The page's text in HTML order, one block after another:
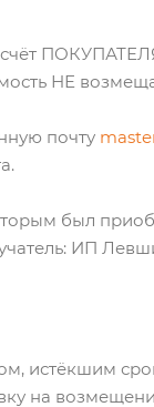
НЕ
почту
был
ИП
истёкшим
на